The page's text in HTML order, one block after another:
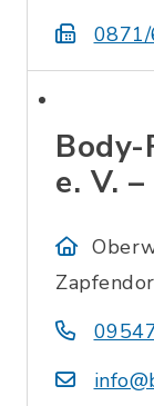
e. V.